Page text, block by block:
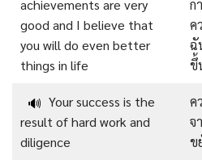
achievements are very
good and I believe that
you will do even better
things in life
ก
ค
ฉั
ขึ้
🔊 Your success is the
result of hard work and
diligence
ค
จ
ข